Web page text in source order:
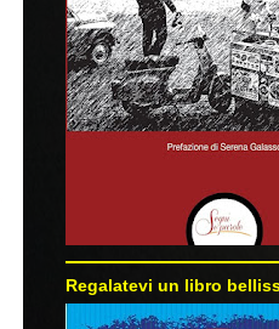
Regalatevi un libro